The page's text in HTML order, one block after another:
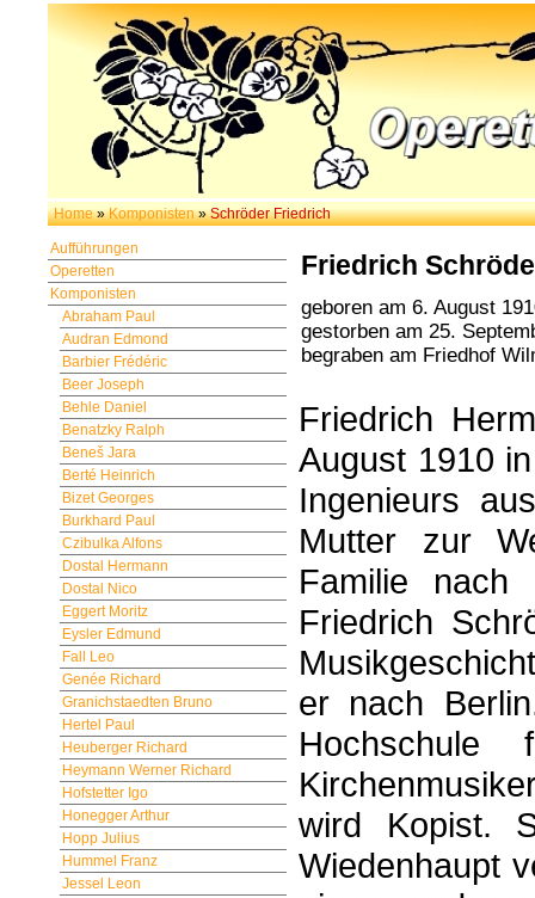
Home »Komponisten »Schröder Friedrich
Aufführungen
Operetten
Komponisten
Abraham Paul
Audran Edmond
Barbier Frédéric
Beer Joseph
Behle Daniel
Benatzky Ralph
Beneš Jara
Berté Heinrich
Bizet Georges
Burkhard Paul
Czibulka Alfons
Dostal Hermann
Dostal Nico
Eggert Moritz
Eysler Edmund
Fall Leo
Genée Richard
Granichstaedten Bruno
Hertel Paul
Heuberger Richard
Heymann Werner Richard
Hofstetter Igo
Honegger Arthur
Hopp Julius
Hummel Franz
Jessel Leon
Friedrich
geboren am 6. August
gestorben am 25.
begraben am Friedhof
Friedrich
August 1910
Ingenieurs
Mutter zur
Familie nach
Friedrich
er nach
wird Kopist.
Wiedenhaupt